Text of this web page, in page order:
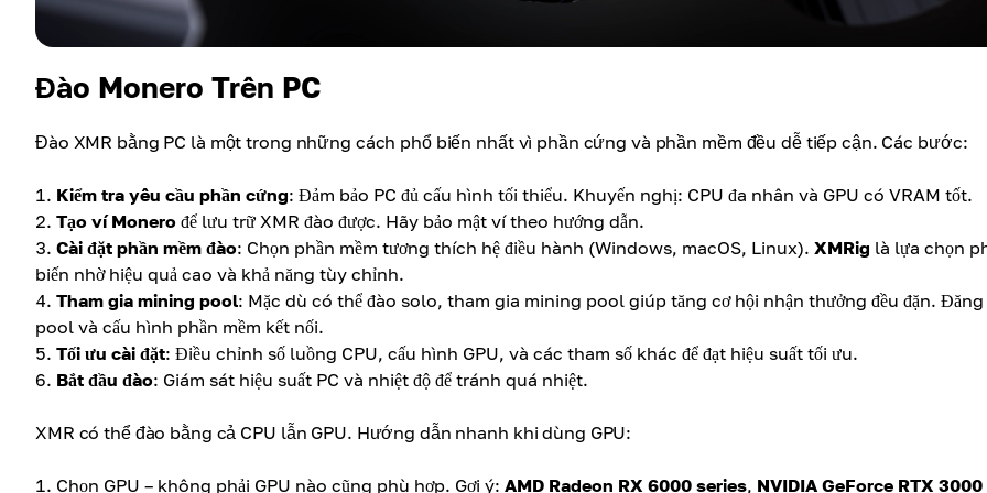
Đào Monero Trên PC
Đào XMR bằng PC là một trong những cách phổ biến nhất vì phần cứng và phần mềm đều dễ tiếp cận. Các bước:
Kiểm tra yêu cầu phần cứng: Đảm bảo PC đủ cấu hình tối thiểu. Khuyến nghị: CPU đa nhân và GPU có VRAM tốt.
Tạo ví Monero để lưu trữ XMR đào được. Hãy bảo mật ví theo hướng dẫn.
Cài đặt phần mềm đào: Chọn phần mềm tương thích hệ điều hành (Windows, macOS, Linux). XMRig là lựa chọn
biến nhờ hiệu quả cao và khả năng tùy chỉnh.
Tham gia mining pool: Mặc dù có thể đào solo, tham gia mining pool giúp tăng cơ hội nhận thưởng đều đặn.
pool và cấu hình phần mềm kết nối.
Tối ưu cài đặt: Điều chỉnh số luồng CPU, cấu hình GPU, và các tham số khác để đạt hiệu suất tối ưu.
Bắt đầu đào: Giám sát hiệu suất PC và nhiệt độ để tránh quá nhiệt.
XMR có thể đào bằng cả CPU lẫn GPU. Hướng dẫn nhanh khi dùng GPU:
Chọn GPU – không phải GPU nào cũng phù hợp. Gợi ý: AMD Radeon RX 6000 series, NVIDIA GeForce RTX 3000